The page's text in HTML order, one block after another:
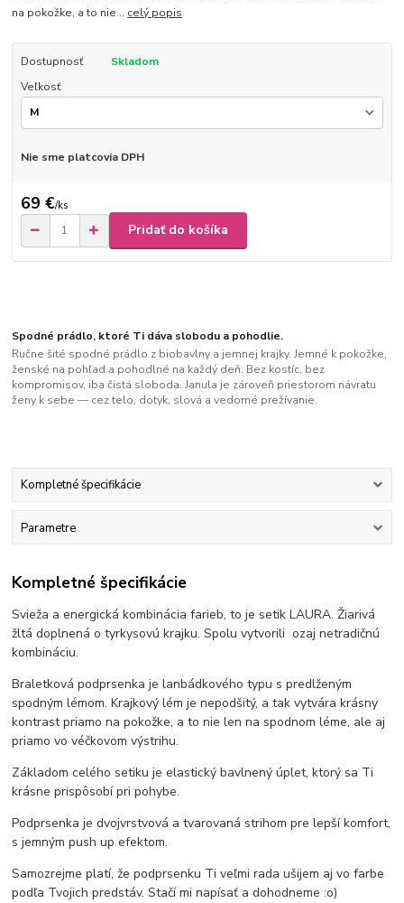
na pokožke, a to nie... celý popis
Dostupnosť
Skladom
Veľkosť
Nie sme platcovia DPH
69 €/ks
Pridať do košíka
Spodné prádlo, ktoré Ti dáva slobodu a pohodlie.
Ručne šité spodné prádlo z biobavlny a jemnej krajky. Jemné k pokožke,
ženské na pohľad a pohodlné na každý deň. Bez kostíc, bez
kompromisov, iba čistá sloboda. Janula je zároveň priestorom návratu
ženy k sebe — cez telo, dotyk, slová a vedomé prežívanie.
Kompletné špecifikácie
Parametre
Kompletné špecifikácie
Svieža a energická kombinácia farieb, to je setik LAURA. Žiarivá
žltá doplnená o tyrkysovú krajku. Spolu vytvorili ozaj netradičnú
kombináciu.
Braletková podprsenka je lanbádkového typu s predlženým
spodným lémom. Krajkový lém je nepodšitý, a tak vytvára krásny
kontrast priamo na pokožke, a to nie len na spodnom léme, ale aj
priamo vo véčkovom výstrihu.
Základom celého setiku je elastický bavlnený úplet, ktorý sa Ti
krásne prispôsobí pri pohybe.
Podprsenka je dvojvrstvová a tvarovaná strihom pre lepší komfort,
s jemným push up efektom.
Samozrejme platí, že podprsenku Ti veľmi rada ušijem aj vo farbe
podľa Tvojich predstáv. Stačí mi napísať a dohodneme :o)